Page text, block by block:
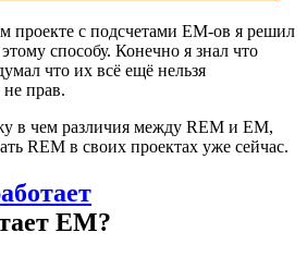
проекте с подсчетами EM-ов я решил
способу. Конечно я знал что
что их всё ещё нельзя
прав.
в чем различия между REM и EM,
REM в своих проектах уже сейчас.
EM?